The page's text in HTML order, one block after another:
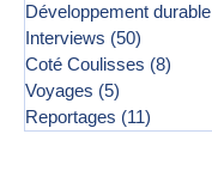
Développement durable
Interviews (50)
Coté Coulisses (8)
Voyages (5)
Reportages (11)